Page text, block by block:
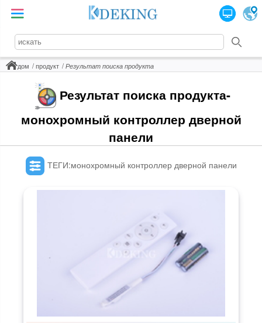
дом продукт Результат поиска продукта
Результат поиска продукта-
монохромный контроллер дверной
панели
ТЕГИ:монохромный контроллер дверной панели